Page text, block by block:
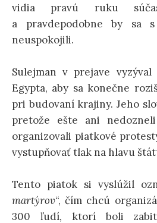
vidia pravú ruku
a pravdepodobne by sa
neuspokojili.
Sulejman v prejave
Egypta, aby sa konečne
pri budovaní krajiny. Jeho
pretože ešte ani
organizovali piatkové
vystupňovať tlak na hlavu
Tento piatok si vyslúžil
martýrov“, čím chcú
300 ľudí, ktorí boli